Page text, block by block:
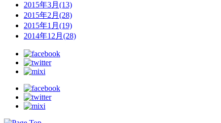
2015年3月(13)
2015年2月(28)
2015年1月(19)
2014年12月(28)